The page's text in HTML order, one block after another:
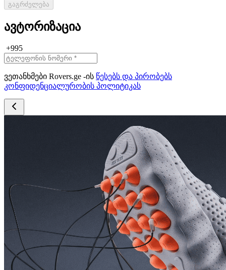
გაგრძელება
ავტორიზაცია
+995
ვეთანხმები Rovers.ge -ის წესებს და პირობებს
კონფიდენციალურობის პოლიტიკას